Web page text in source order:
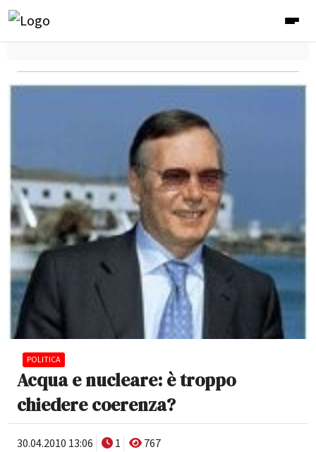
POLITICA
Acqua e nucleare: è troppo
chiedere coerenza?
30.04.2010 13:06 1
767